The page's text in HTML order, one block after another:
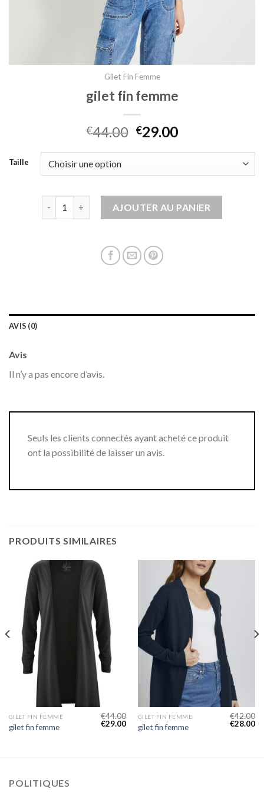
Gilet Fin Femme
gilet fin femme
€44.00 €29.00
Taille
AJOUTER AU PANIER
AVIS (0)
Avis
Il n’y a pas encore d’avis.
Seuls les clients connectés ayant acheté ce produit
ont la possibilité de laisser un avis.
PRODUITS SIMILAIRES
GILET FIN FEMME
gilet fin femme
€44.00
€29.00
GILET FIN FEMME
gilet fin femme
€42.00
€28.00
POLITIQUES